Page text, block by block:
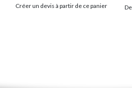
Créer un devis à partir de ce panier